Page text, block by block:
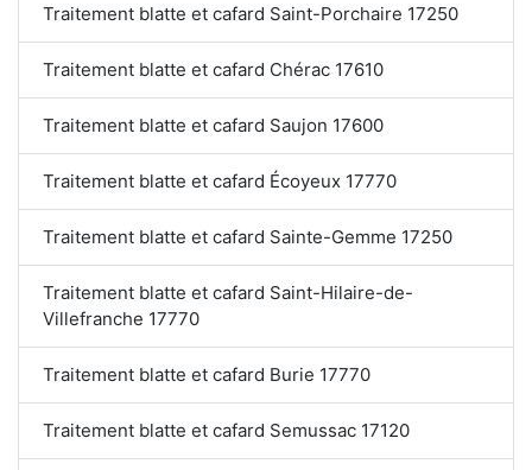
Traitement blatte et cafard Saint-Porchaire 17250
Traitement blatte et cafard Chérac 17610
Traitement blatte et cafard Saujon 17600
Traitement blatte et cafard Écoyeux 17770
Traitement blatte et cafard Sainte-Gemme 17250
Traitement blatte et cafard Saint-Hilaire-de-
Villefranche 17770
Traitement blatte et cafard Burie 17770
Traitement blatte et cafard Semussac 17120